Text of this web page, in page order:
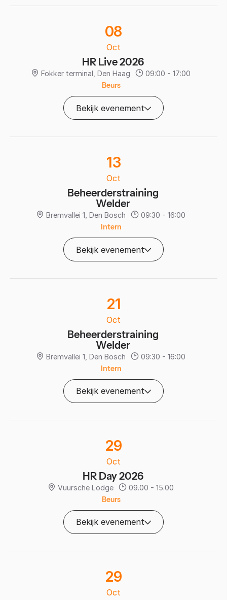
08
Oct
HR Live 2026
Fokker terminal, Den Haag 09:00 - 17:00
Beurs
Bekijk evenement
13
Oct
Beheerderstraining
Welder
Bremvallei 1, Den Bosch 09:30 - 16:00
Intern
Bekijk evenement
21
Oct
Beheerderstraining
Welder
Bremvallei 1, Den Bosch 09:30 - 16:00
Intern
Bekijk evenement
29
Oct
HR Day 2026
Vuursche Lodge 09.00 - 15.00
Beurs
Bekijk evenement
29
Oct